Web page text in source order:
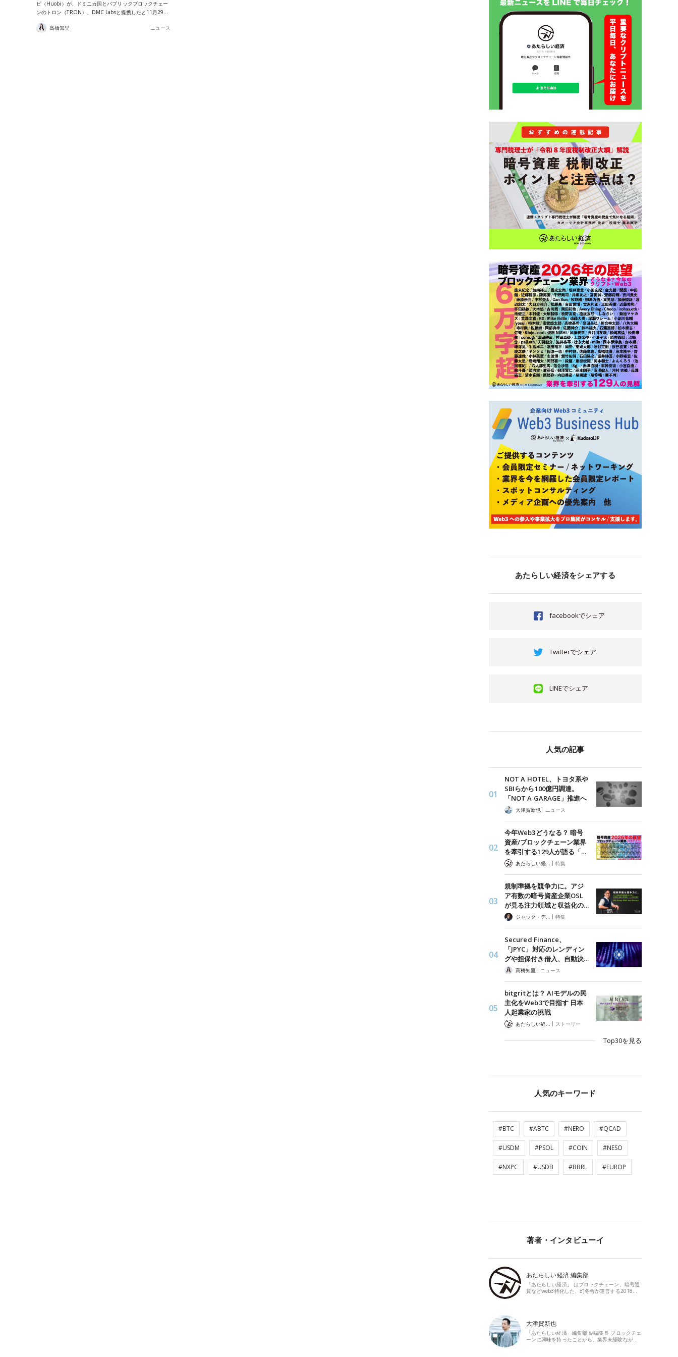
ビ（Huobi）が、ドミニカ国とパブリックブロックチェー
ンのトロン（TRON）、DMC Labsと提携したと11月29…
髙橋知里 ニュース
あたらしい経済をシェアする
facebookでシェア
Twitterでシェア
LINEでシェア
人気の記事
NOT A HOTEL、トヨタ系や
SBIらから100億円調達。
「NOT A GARAGE」推進へ
大津賀新也| ニュース
今年Web3どうなる？ 暗号
資産/ブロックチェーン業界
を牽引する129人が語る「…
| 特集
規制準拠を競争力に。アジ
ア有数の暗号資産企業OSL
が見る注力領域と収益化の…
ジャック・デロン（Jack Derong） | 特集
Secured Finance、
「JPYC」対応のレンディン
グや担保付き借入、自動決…
髙橋知里 | ニュース
bitgritとは？ AIモデルの民
主化をWeb3で目指す 日本
人起業家の挑戦
| ストーリー
Top30を見る
人気のキーワード
#BTC #ABTC #NERO #QCAD
#USDM #PSOL #COIN #NESO
#NXPC #USDB #BBRL #EUROP
著者・インタビューイ
あたらしい経済 編集部
「あたらしい経済」 はブロックチェーン、暗号通
貨などweb3特化した、幻冬舎が運営する2018…
大津賀新也
「あたらしい経済」編集部 副編集長 ブロックチェ
ーンに興味を持ったことから、業界未経験なが…